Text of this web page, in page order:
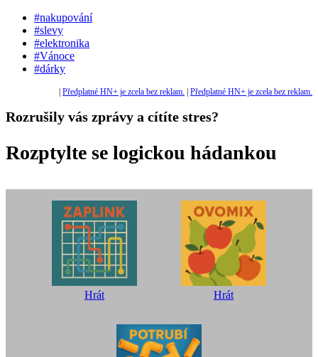
#nakupování
#slevy
#elektronika
#Vánoce
#dárky
| Předplatné HN+ je zcela bez reklam.
| Předplatné HN+ je zcela bez reklam.
Rozrušily vás zprávy a cítíte stres?
Rozptylte se logickou hádankou
Hrát Hrát